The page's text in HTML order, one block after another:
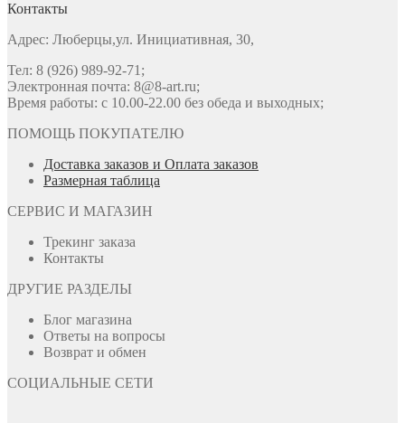
Контакты
Адрес: Люберцы,ул. Инициативная, 30,
Тел: 8 (926) 989-92-71;
Электронная почта: 8@8-art.ru;
Время работы: с 10.00-22.00 без обеда и выходных;
ПОМОЩЬ ПОКУПАТЕЛЮ
Доставка заказов и Оплата заказов
Размерная таблица
СЕРВИС И МАГАЗИН
Трекинг заказа
Контакты
ДРУГИЕ РАЗДЕЛЫ
Блог магазина
Ответы на вопросы
Возврат и обмен
СОЦИАЛЬНЫЕ СЕТИ